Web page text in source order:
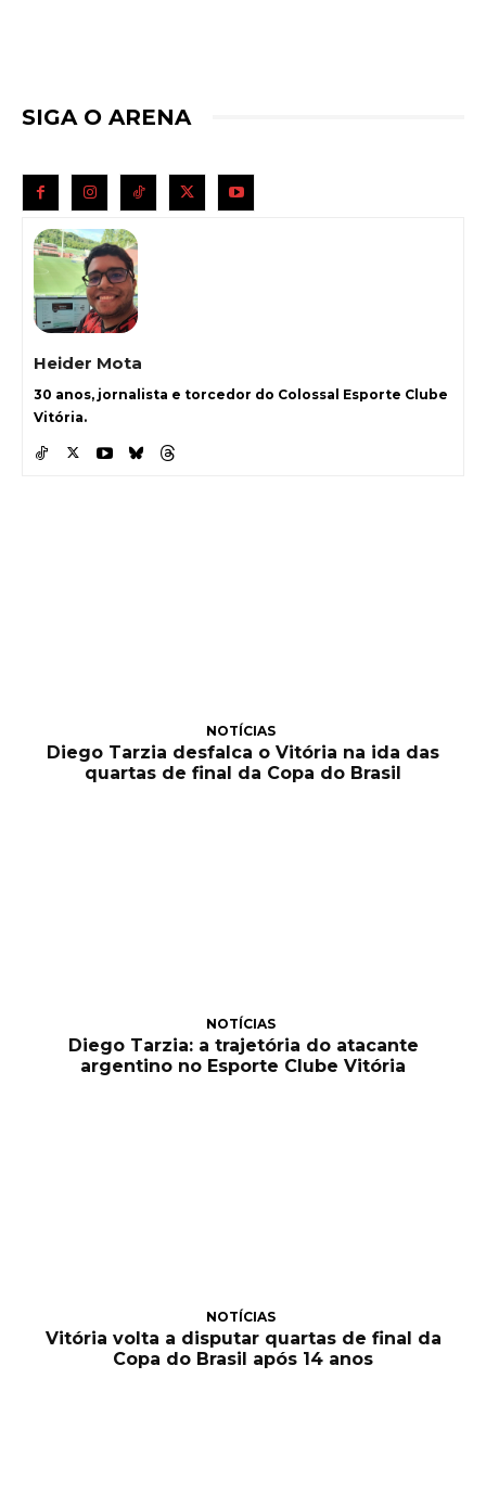
SIGA O ARENA
Heider Mota
30 anos, jornalista e torcedor do Colossal Esporte Clube
Vitória.
NOTÍCIAS
Diego Tarzia desfalca o Vitória na ida das
quartas de final da Copa do Brasil
NOTÍCIAS
Diego Tarzia: a trajetória do atacante
argentino no Esporte Clube Vitória
NOTÍCIAS
Vitória volta a disputar quartas de final da
Copa do Brasil após 14 anos